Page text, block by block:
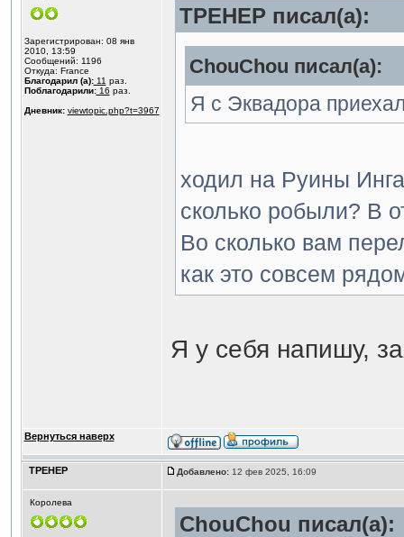
Зарегистрирован: 08 янв
2010, 13:59
Сообщений: 1196
Откуда: France
Благодарил (а):11 раз.
Поблагодарили:16 раз.
Дневник: viewtopic.php?t=3967
ТРЕНЕР писал(а):
ChouChou писал(а):
Я с Эквадора
ходил на Руины
сколько робыли? В
Во сколько вам
как это совсем
Я у себя напишу,
Вернуться наверх
ТРЕНЕР Добавлено:12 фев 2025, 16:09
Королева
ChouChou писал(а):